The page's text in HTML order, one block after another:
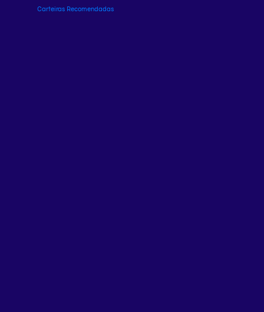
Carteiras Recomendadas